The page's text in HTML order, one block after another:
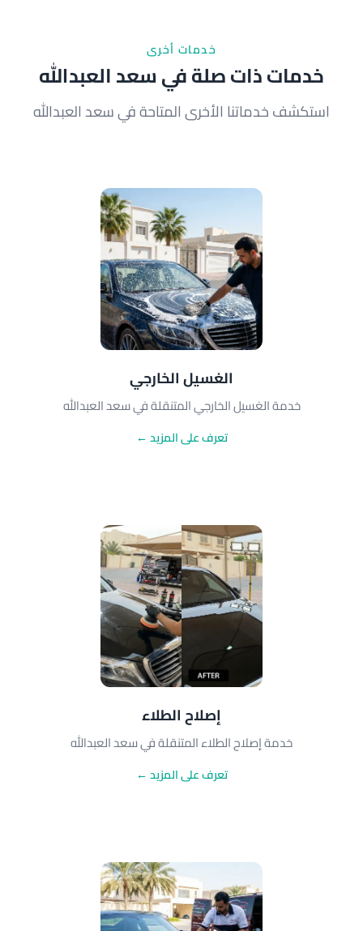
خدمات أخرى
خدمات ذات صلة في سعد العبدالله
استكشف خدماتنا الأخرى المتاحة في سعد العبدالله
الغسيل الخارجي
خدمة الغسيل الخارجي المتنقلة في سعد العبدالله
تعرف على المزيد ←
إصلاح الطلاء
خدمة إصلاح الطلاء المتنقلة في سعد العبدالله
تعرف على المزيد ←